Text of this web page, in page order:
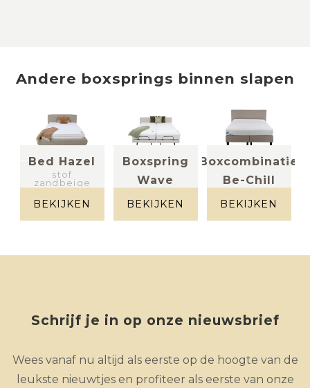
Andere boxsprings binnen slapen
Bed Hazel
stof
zandbeige
BEKIJKEN
Boxspring
Wave
(elektrisch)
gespikkeld
BEKIJKEN
Boxcombinatie
Be-Chill
BEKIJKEN
Schrijf je in op onze nieuwsbrief
Wees vanaf nu altijd als eerste op de hoogte van de
leukste nieuwtjes en profiteer als eerste van onze